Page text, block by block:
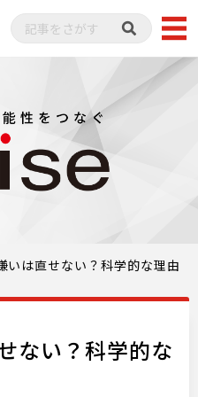
いは直せない？科学的な理由
ない？科学的な